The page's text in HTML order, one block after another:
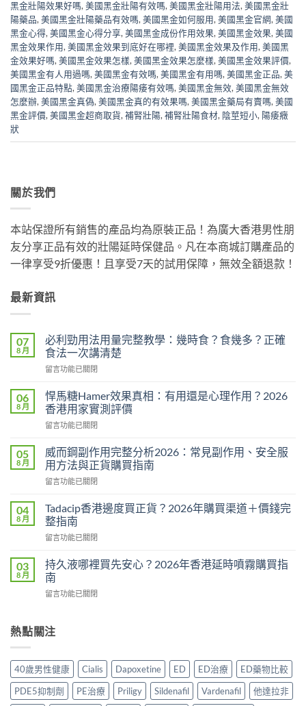
黑金壯陽效果好嗎, 美國黑金壯陽有效嗎, 美國黑金壯陽用法, 美國黑金壯
陽藥品, 美國黑金壯陽藥品有效嗎, 美國黑金如何服用, 美國黑金官網, 美國
黑金心得, 美國黑金心得分享, 美國黑金成份作用效果, 美國黑金效果, 美國
黑金效果作用, 美國黑金效果到底好在哪裡, 美國黑金效果及作用, 美國黑
金效果好嗎, 美國黑金效果怎樣, 美國黑金效果怎麼樣, 美國黑金效果評價,
美國黑金有人用過嗎, 美國黑金有效嗎, 美國黑金有用嗎, 美國黑金正品, 美
國黑金正品特點, 美國黑金治療陽痿有效嗎, 美國黑金無效, 美國黑金無效
怎麼辦, 美國黑金真偽, 美國黑金真的有效果嗎, 美國黑金藥局有賣嗎, 美國
黑金評價, 美國黑金超商取貨, 補腎壯陽, 補腎壯陽食材, 陰莖短小, 陽痿癥
狀
關於我們
本站保證所有銷售的產品均為原裝正品！為廣大香港男性朋
友分享正品有效的壯陽延時保健品。凡在本商城訂購產品的
一律享受9折優惠！且享受7天的試用保障，無效全額退款！
最新資訊
07
8 月
必利勁用法用量完整教學：幾時食？食幾多？正確
食法一次講清楚
在
利
勁
用
法
量
完
整
教
幾
時
食
多？
正
確
一
次
清
楚〉
中
留言功能已關閉
06
8 月
悍馬糖Hamer效果真相：有用還是心理作用？2026
香港用家實測評價
在
馬
糖
Hamer
效
真
相：
有
用
是
心
作
香
家
實
測
評
留言功能已關閉
05
8 月
威而鋼副作用完整分析2026：常見副作用、安全服
用方法與正貨購買指南
在
而
鋼
副
作
完
整
分
析
見
用、
安
全
服
留言功能已關閉
04
8 月
Tadacip香港邊度買正貨？2026年購買渠道＋價錢完
整指南
在
香
港
邊
度
貨？
購
買
渠
道
留言功能已關閉
03
8 月
持久液哪裡買先安心？2026年香港延時噴霧購買指
南
在
液
哪
買
先
安
心？
留言功能已關閉
熱點關注
40歲男性健康 Cialis Dapoxetine ED ED治療
ED藥物比較
PDE5抑制劑
PE治療 Priligy Sildenafil Vardenafil 他達拉非